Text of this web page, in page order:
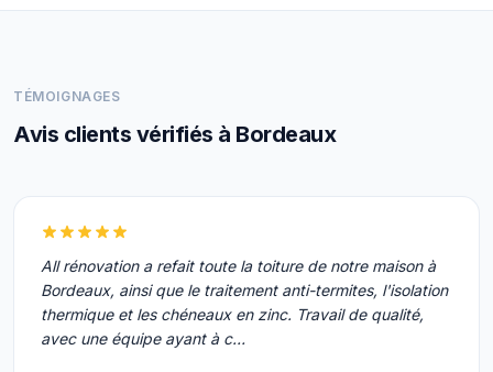
TÉMOIGNAGES
Avis clients vérifiés à Bordeaux
All rénovation a refait toute la toiture de notre maison à
Bordeaux, ainsi que le traitement anti-termites, l'isolation
thermique et les chéneaux en zinc. Travail de qualité,
avec une équipe ayant à c…